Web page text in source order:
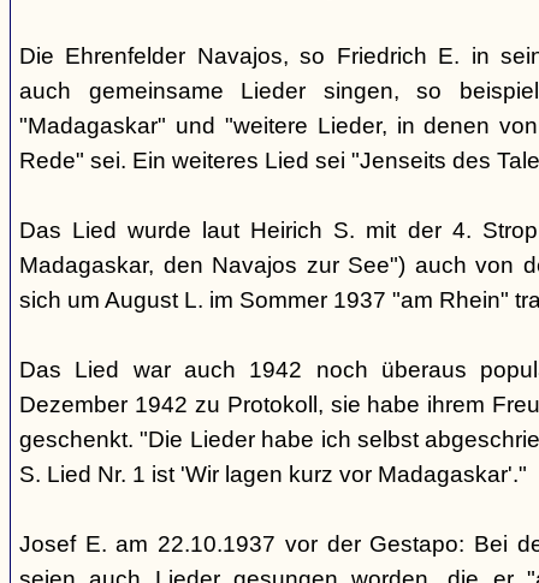
Die Ehrenfelder Navajos, so Friedrich E. in
auch gemeinsame Lieder singen, so
"Madagaskar" und "weitere Lieder, in denen
Rede" sei. Ein weiteres Lied sei "Jenseits des
Das Lied wurde laut Heirich S. mit der 4.
Madagaskar, den Navajos zur See") auch von
sich um August L. im Sommer 1937 "am Rhein"
Das Lied war auch 1942 noch überaus
Dezember 1942 zu Protokoll, sie habe ihrem
geschenkt. "Die Lieder habe ich selbst
S. Lied Nr. 1 ist 'Wir lagen kurz vor Madagaskar'."
Josef E. am 22.10.1937 vor der Gestapo: Bei